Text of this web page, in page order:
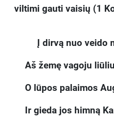
viltimi gauti vaisių (1
Į dirvą nuo veido
Aš žemę vagoju
O lūpos palaimos
Ir gieda jos himną